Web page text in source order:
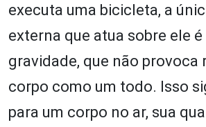
executa uma bicicleta, a
externa que atua sobre ele é
gravidade, que não provoca
corpo como um todo. Isso
para um corpo no ar, sua